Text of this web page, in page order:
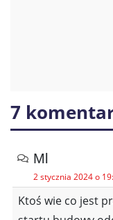
7
Ml
2 stycznia 2024 o
Ktoś wie co jest